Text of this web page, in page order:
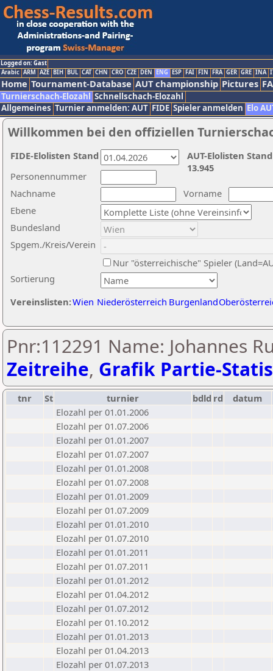
Logged on: Gast
Arabic ARM AZE BIH BUL CAT CHN CRO CZE DEN ENG ESP FAI FIN FRA GER GRE INA
Home Tournament-Database AUT championship Pictures
Turnierschach-Elozahl Schnellschach-Elozahl
Allgemeines Turnier anmelden: AUT FIDE Spieler anmelden Elo
Willkommen bei den offiziellen
Nachname
Vorname
Ebene
Sortierung
Personennummer
Bundesland
Spgem./Kreis/Verein
Nur "österreichische" Spieler
Vereinslisten:Wien Niederösterreich Burgenland
AUT-Elolisten
13.945
FIDE-Elolisten Stand
Pnr:112291 Name: Johannes
Zeitreihe, Grafik Partie-
tnr St turnier bdld rd
datum
Elozahl per 01.01.2006
Elozahl per 01.07.2006
Elozahl per 01.01.2007
Elozahl per 01.07.2007
Elozahl per 01.01.2008
Elozahl per 01.07.2008
Elozahl per 01.01.2009
Elozahl per 01.07.2009
Elozahl per 01.01.2010
Elozahl per 01.07.2010
Elozahl per 01.01.2011
Elozahl per 01.07.2011
Elozahl per 01.01.2012
Elozahl per 01.04.2012
Elozahl per 01.07.2012
Elozahl per 01.10.2012
Elozahl per 01.01.2013
Elozahl per 01.04.2013
Elozahl per 01.07.2013